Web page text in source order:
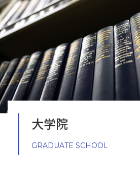
大学院
GRADUATE SCHOOL